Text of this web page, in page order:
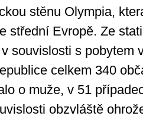
stěnu Olympia,
střední Evropě. Ze
souvislosti s pobytem
celkem 340
o muže, v 51
obzvláště